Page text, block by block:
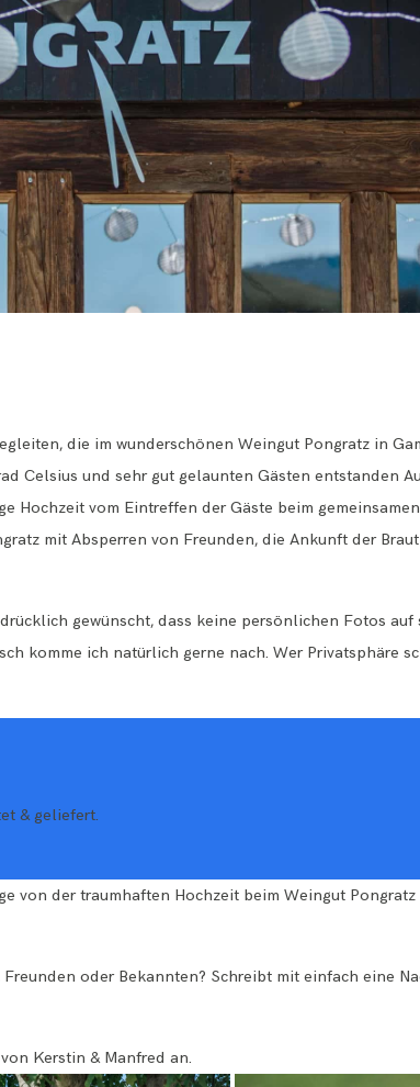
die im wunderschönen Weingut Pongratzin
Celsius und sehr gut gelaunten Gästen entstanden
Hochzeit vom Eintreffen der Gäste beim
mit Absperren von Freunden, die Ankunft der
gewünscht, dass keine persönlichen Fotos
komme ich natürlich gerne nach. Wer Privatsphäre
& geliefert.
von der traumhaften Hochzeit beim Weingut
oder Bekannten? Schreibt mit einfach eine
Kerstin & Manfred an.